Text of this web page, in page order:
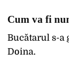
Cum va fi
Bucătarul s-a
Doina.